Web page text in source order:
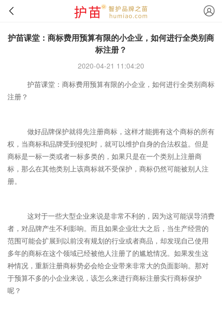
护苗课堂：商标费用预算有限的小企业，如何进行全类别商
标注册？
2020-04-21 11:04:20
护苗课堂：商标费用预算有限的小企业，如何进行全类别商标
注册？
做好品牌保护就得先注册商标，这样才能拥有这个商标的所有
权，当商标和品牌受到侵犯时，就可以维护自身的合法权益。但是
商标是一标一类或者一标多类的，如果只是在一个类别上注册商
标，那么在其他类别上该商标就不受保护，商标仍然可能被别人注
册。
这对于一些大型企业来说是非常不利的，因为这可能误导消费
者，对品牌产生不利影响。而且如果企业壮大之后，当生产经营的
范围可能会扩展到以前没有规划的行业或者商品，却发现自己使用
多年的商标在这个领域已经被他人注册了的尴尬情况。如果发生这
种情况，重新注册商标势必会给企业带来非常大的负面影响。那对
于预算不多的小企业来说，该怎么来进行商标注册实行商标保护
呢？